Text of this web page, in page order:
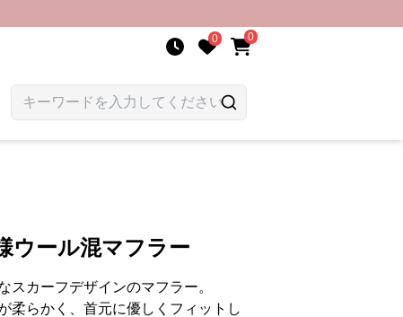
0 0
ウール混マフラー
スカーフデザインのマフラー。
柔らかく、首元に優しくフィットし